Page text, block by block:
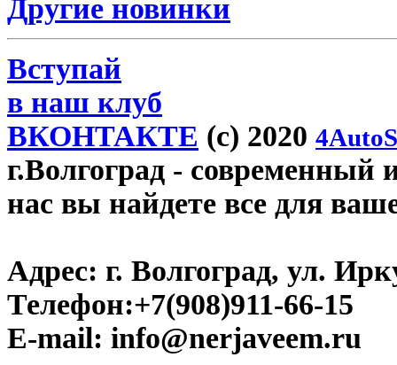
Другие новинки
Вступай
в наш клуб
ВКОНТАКТЕ (c) 2020
г.Волгоград - современный
нас вы найдете все для
Адрес: г. Волгоград, ул.
Телефон:+7(908)911-66-15
E-mail: info@nerjaveem.ru